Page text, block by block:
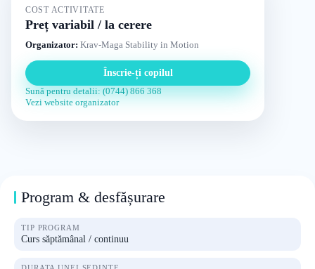
COST ACTIVITATE
Preț variabil / la cerere
Organizator: Krav-Maga Stability in Motion
Înscrie-ți copilul
Sună pentru detalii: (0744) 866 368
Vezi website organizator
Program & desfășurare
TIP PROGRAM
Curs săptămânal / continuu